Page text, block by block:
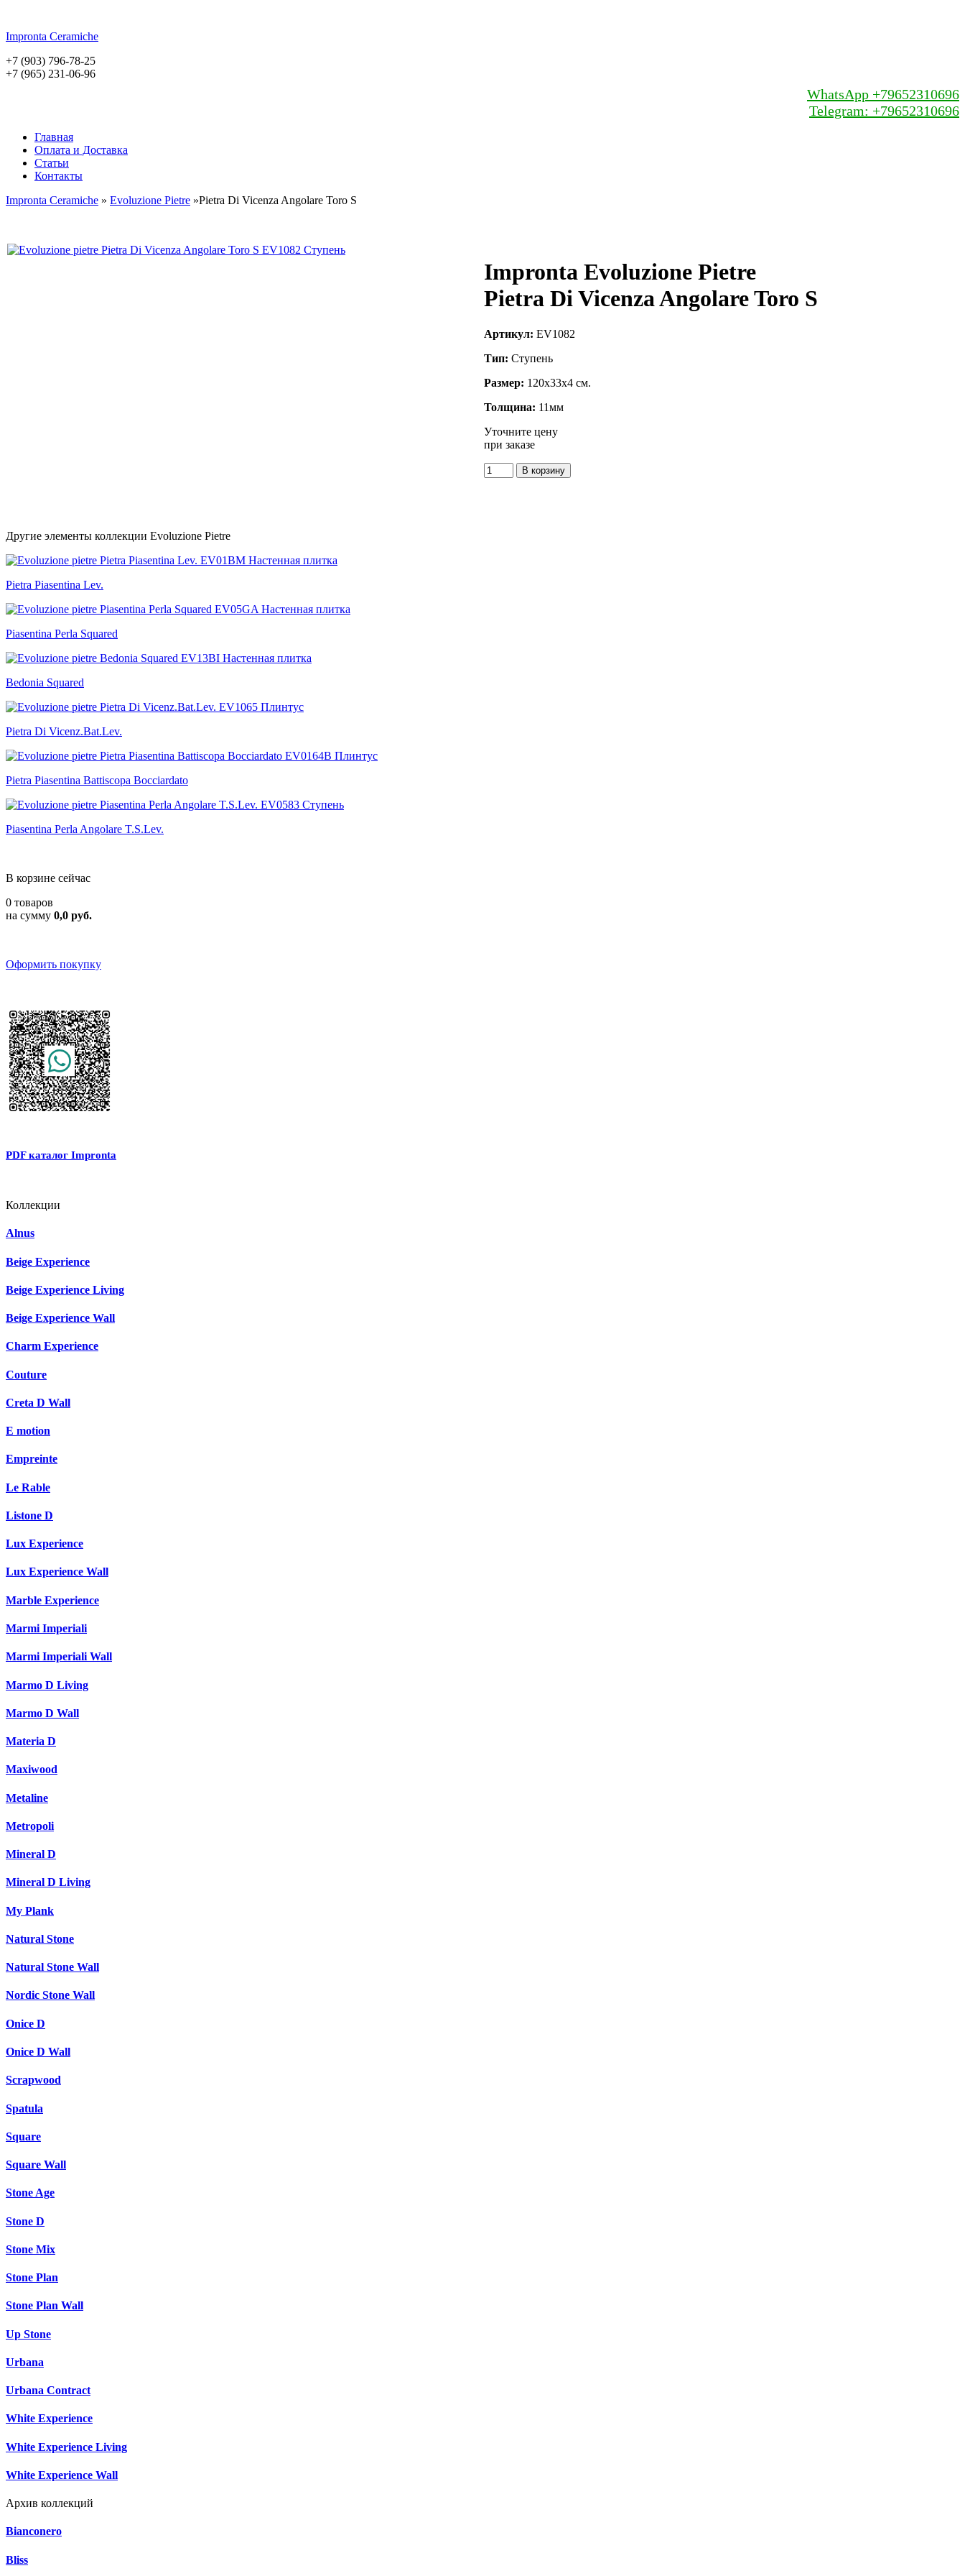
Impronta Ceramiche
+7 (903) 796-78-25
+7 (965) 231-06-96
WhatsApp +79652310696
Telegram: +79652310696
Главная
Оплата и Доставка
Статьи
Контакты
Impronta Ceramiche » Evoluzione Pietre »Pietra Di Vicenza Angolare Toro S
Impronta Evoluzione Pietre
Pietra Di Vicenza Angolare Toro S
Артикул: EV1082
Тип: Ступень
Размер: 120x33x4 см.
Толщина: 11мм
Уточните цену
при заказе
Другие элементы коллекции Evoluzione Pietre
Pietra Piasentina Lev.
Piasentina Perla Squared
Bedonia Squared
Pietra Di Vicenz.Bat.Lev.
Pietra Piasentina Battiscopa Bocciardato
Piasentina Perla Angolare T.S.Lev.
В корзине сейчас
0 товаров
на сумму 0,0 руб.
Оформить покупку
PDF каталог Impronta
Коллекции
Alnus
Beige Experience
Beige Experience Living
Beige Experience Wall
Charm Experience
Couture
Creta D Wall
E motion
Empreinte
Le Rable
Listone D
Lux Experience
Lux Experience Wall
Marble Experience
Marmi Imperiali
Marmi Imperiali Wall
Marmo D Living
Marmo D Wall
Materia D
Maxiwood
Metaline
Metropoli
Mineral D
Mineral D Living
My Plank
Natural Stone
Natural Stone Wall
Nordic Stone Wall
Onice D
Onice D Wall
Scrapwood
Spatula
Square
Square Wall
Stone Age
Stone D
Stone Mix
Stone Plan
Stone Plan Wall
Up Stone
Urbana
Urbana Contract
White Experience
White Experience Living
White Experience Wall
Архив коллекций
Bianconero
Bliss